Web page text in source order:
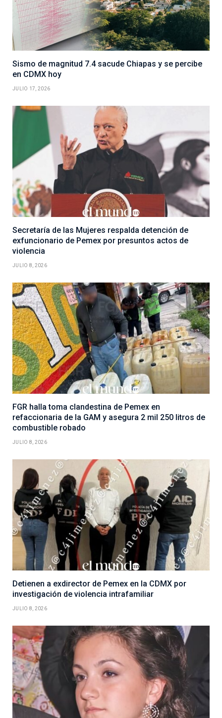
Sismo de magnitud 7.4 sacude Chiapas y se percibe
en CDMX hoy
JULIO 17, 2026
Secretaría de las Mujeres respalda detención de
exfuncionario de Pemex por presuntos actos de
violencia
JULIO 8, 2026
FGR halla toma clandestina de Pemex en
refaccionaria de la GAM y asegura 2 mil 250 litros de
combustible robado
JULIO 8, 2026
Detienen a exdirector de Pemex en la CDMX por
investigación de violencia intrafamiliar
JULIO 8, 2026